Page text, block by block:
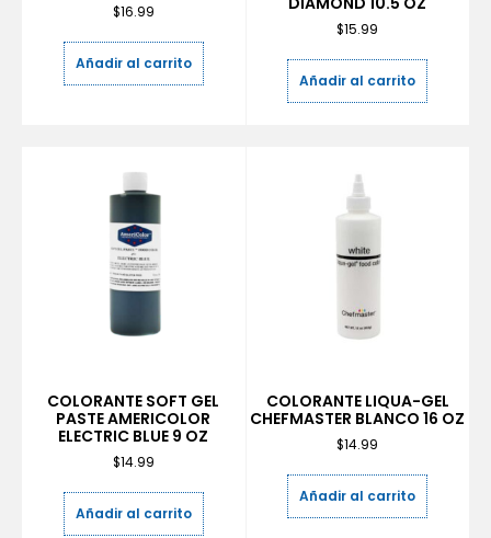
$16.99
Añadir al carrito
$15.99
Añadir al carrito
COLORANTE SOFT GEL
PASTE AMERICOLOR
ELECTRIC BLUE 9 OZ
$14.99
Añadir al carrito
COLORANTE LIQUA-GEL
CHEFMASTER BLANCO 16 OZ
$14.99
Añadir al carrito